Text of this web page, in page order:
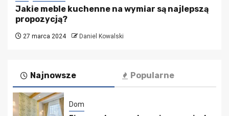
Jakie meble kuchenne na wymiar są najlepszą
propozycją?
27 marca 2024 Daniel Kowalski
Najnowsze Popularne
Dom